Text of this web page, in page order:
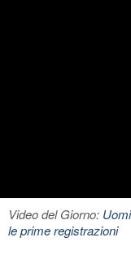
Video del Giorno:
le prime registrazioni